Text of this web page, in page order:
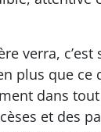
verra,
plus que ce
dans tout
et des